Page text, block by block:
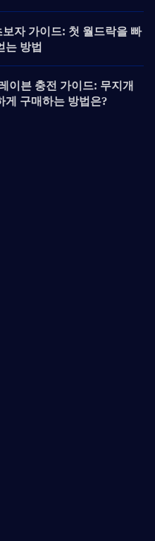
자 가이드: 첫 월드락을 빠
는 방법
이븐 충전 가이드: 무지개
게 구매하는 방법은?